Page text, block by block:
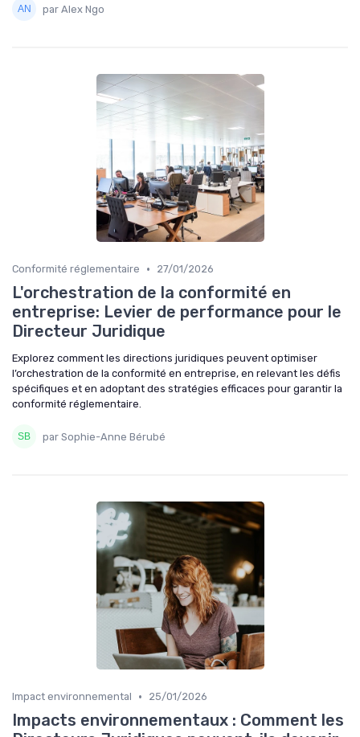
par Alex Ngo
Conformité réglementaire • 27/01/2026
L'orchestration de la conformité en
entreprise: Levier de performance pour le
Directeur Juridique
Explorez comment les directions juridiques peuvent optimiser
l’orchestration de la conformité en entreprise, en relevant les défis
spécifiques et en adoptant des stratégies efficaces pour garantir la
conformité réglementaire.
par Sophie-Anne Bérubé
Impact environnemental • 25/01/2026
Impacts environnementaux : Comment les